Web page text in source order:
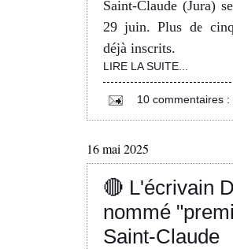
Saint-Claude (Jura)
29 juin. Plus de
déjà inscrits.
LIRE LA SUITE...
10 commentaires :
16 mai 2025
🔴 L'écrivain
nommé
Saint-Claude